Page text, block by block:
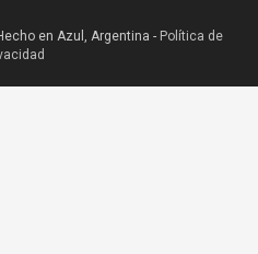
en Azul, Argentina - Política de